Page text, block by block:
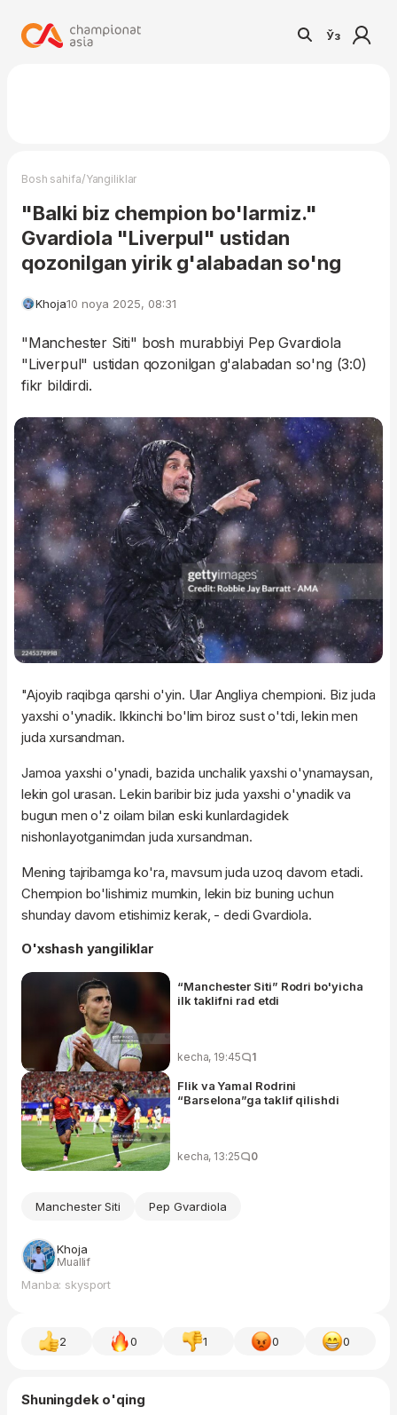
Ўз
Bosh sahifa/Yangiliklar
"Balki biz chempion bo'larmiz."
Gvardiola "Liverpul" ustidan
qozonilgan yirik g'alabadan so'ng
Khoja10 noya 2025, 08:31
"Manchester Siti" bosh murabbiyi Pep Gvardiola
"Liverpul" ustidan qozonilgan g'alabadan so'ng (3:0)
fikr bildirdi.
"Ajoyib raqibga qarshi o'yin. Ular Angliya chempioni. Biz juda
yaxshi o'ynadik. Ikkinchi bo'lim biroz sust o'tdi, lekin men
juda xursandman.
Jamoa yaxshi o'ynadi, bazida unchalik yaxshi o'ynamaysan,
lekin gol urasan. Lekin baribir biz juda yaxshi o'ynadik va
bugun men o'z oilam bilan eski kunlardagidek
nishonlayotganimdan juda xursandman.
Mening tajribamga ko'ra, mavsum juda uzoq davom etadi.
Chempion bo'lishimiz mumkin, lekin biz buning uchun
shunday davom etishimiz kerak, - dedi Gvardiola.
O'xshash yangiliklar
“Manchester Siti” Rodri bo'yicha
ilk taklifni rad etdi
kecha, 19:45 1
Flik va Yamal Rodrini
“Barselona”ga taklif qilishdi
kecha, 13:25 0
Manchester Siti Pep Gvardiola
Khoja
Muallif
Manba: skysport
2 0 1 0 0
Shuningdek o'qing